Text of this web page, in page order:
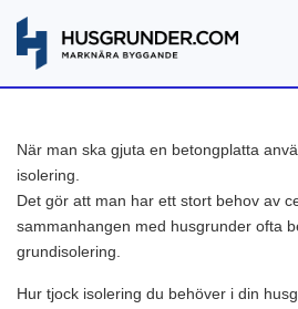
När man ska gjuta en betongplatta
isolering.
Det gör att man har ett stort behov av
sammanhangen med husgrunder ofta
grundisolering.
Hur tjock isolering du behöver i din